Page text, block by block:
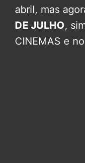
abril, mas
DE JULHO,
CINEMAS e